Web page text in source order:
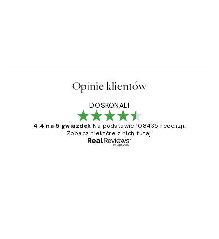
Opinie klientów
DOSKONALI
4.4 na 5 gwiazdek Na podstawie 108435 recenzji.
Zobacz niektóre z nich tutaj.